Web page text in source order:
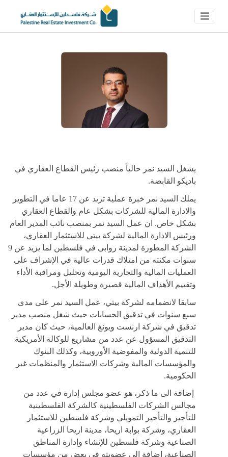
يشغل السيد نمر حالياً منصب رئيس القطاع العقاري في
باديكو القابضة.
يملك السيد نمر خبرة عملية تزيد عن 17 عاما في التطوير
والادارة المالية للشركات بشكل عام والقطاع العقاري
بشكل خاص. ان عمل السيد نمر بمنصب نائب المدير العام
ورئيس الادارة المالية لشركة بيتي للاستثمار العقاري،
الشركة المطورة لمدينة روابي في فلسطين لما يزيد عن 9
سنوات مكنته من امتلاك قدرات عالية في الإشراف على
العمليات المالية والتجارية اليومية وتحليل ومراقبة الأداء
وتقييم الأهداف المالية قصيرة وطويلة الأجل.
سابقا لانضمامه لشركة بيتي، عمل السيد نمر على مدى
سبع سنوات في تدقيق الحسابات حيث شغل منصب مدير
تدقيق في شركة ارنست ويونغ العالمية، حيث كان مدير
التدقيق المسؤول عن عدد من مشاريع للوكالة الأمريكية
للتنمية الدولية والمفوضية الأوروبية، وكذلك البنوك
والمؤسسات المالية وشركات الاستثمار والمنظمات غير
الحكومية.
إضافة الى ما ذكر، هو عضو مجلس إدارة في عدد من
مجالس الشركات الفلسطينية كالشركة الفلسطينية
للتأجير والتأجير التمويلي وشركة فلسطين للاستثمار
العقاري، وشركة بوابة اريحا، مدينة اريحا الزراعية
الصناعية وشركة فلسطين للإنشاء وإدارة المناطق
الصناعية، اضافة الى عضويته في بعض من مؤسسات